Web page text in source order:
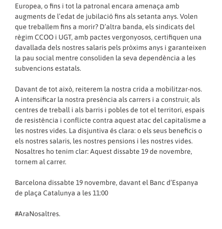
Europea, o fins i tot la patronal encara amenaça amb
augments de l’edat de jubilació fins als setanta anys. Volen
que treballem fins a morir? D’altra banda, els sindicats del
règim CCOO i UGT, amb pactes vergonyosos, certifiquen una
davallada dels nostres salaris pels pròxims anys i garanteixen
la pau social mentre consoliden la seva dependència a les
subvencions estatals.
Davant de tot això, reiterem la nostra crida a mobilitzar-nos.
A intensificar la nostra presència als carrers i a construir, als
centres de treball i als barris i pobles de tot el territori, espais
de resistència i conflicte contra aquest atac del capitalisme a
les nostres vides. La disjuntiva és clara: o els seus beneficis o
els nostres salaris, les nostres pensions i les nostres vides.
Nosaltres ho tenim clar: Aquest dissabte 19 de novembre,
tornem al carrer.
Barcelona dissabte 19 novembre, davant el Banc d’Espanya
de plaça Catalunya a les 11:00
#AraNosaltres.